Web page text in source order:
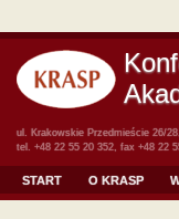
ul. Krakowskie Przedmieście 26/
tel. +48 22 55 20 352, fax +48 22
START O KRASP